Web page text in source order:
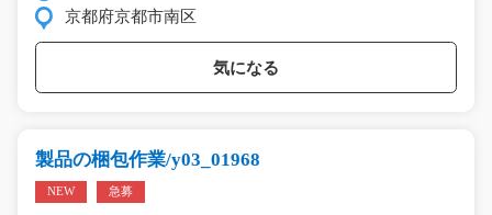
京都府京都市南区
気になる
製品の梱包作業/y03_01968
NEW 急募